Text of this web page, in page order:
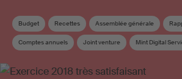
Budget Recettes Assemblée générale
Comptes annuels Joint venture Mint Digital